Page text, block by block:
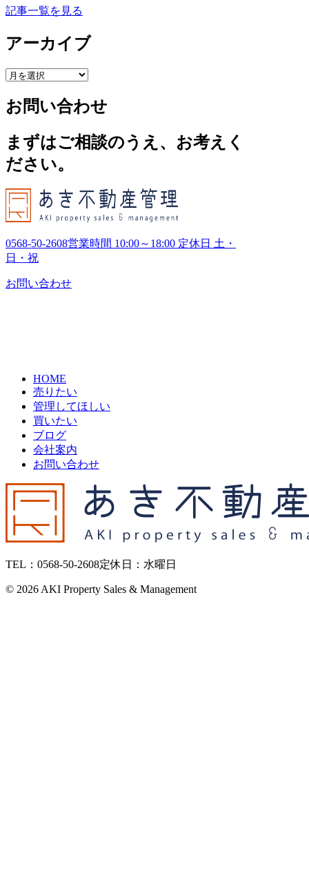
記事一覧を見る
アーカイブ
ア
カ
イ
ブ
お問い合わせ
まずはご相談のうえ、お考えく
ださい。
0568-50-2608営業時間 10:00～18:00 定休日 土・
日・祝
お問い合わせ
HOME
売りたい
管理してほしい
買いたい
ブログ
会社案内
お問い合わせ
TEL：0568-50-2608定休日：水曜日
© 2026 AKI Property Sales & Management